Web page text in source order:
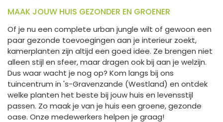
MAAK JOUW HUIS GEZONDER EN GROENER
Of je nu een complete urban jungle wilt of gewoon een
paar gezonde toevoegingen aan je interieur zoekt,
kamerplanten zijn altijd een goed idee. Ze brengen niet
alleen stijl en sfeer, maar dragen ook bij aan je welzijn.
Dus waar wacht je nog op? Kom langs bij ons
tuincentrum in 's-Gravenzande (Westland) en ontdek
welke planten het beste bij jouw huis en levensstijl
passen. Zo maak je van je huis een groene, gezonde
oase. Onze medewerkers helpen je graag!